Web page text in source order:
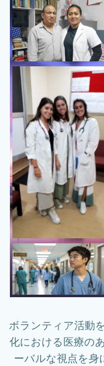
ボランティア活動
化における医療の
ーバルな視点を身